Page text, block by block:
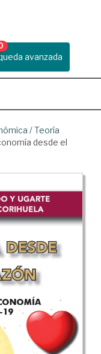
avanzada
/Teoría
desde el